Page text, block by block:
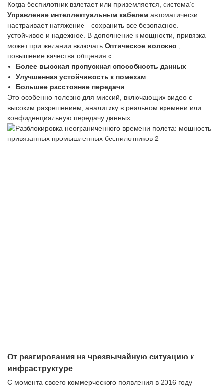
Когда беспилотник взлетает или приземляется, система’с
Управление интеллектуальным кабелем автоматически
настраивает натяжение—сохранить все безопасное,
устойчивое и надежное. В дополнение к мощности, привязка
может при желании включать Оптическое волокно ,
повышение качества общения с:
Более высокая пропускная способность данных
Улучшенная устойчивость к помехам
Большее расстояние передачи
Это особенно полезно для миссий, включающих видео с
высоким разрешением, аналитику в реальном времени или
конфиденциальную передачу данных.
От реагирования на чрезвычайную ситуацию к
инфраструктуре
С момента своего коммерческого появления в 2016 году